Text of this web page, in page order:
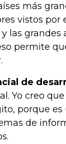
más
vistos por
las grandes
permite
de
Yo creo
porque
de